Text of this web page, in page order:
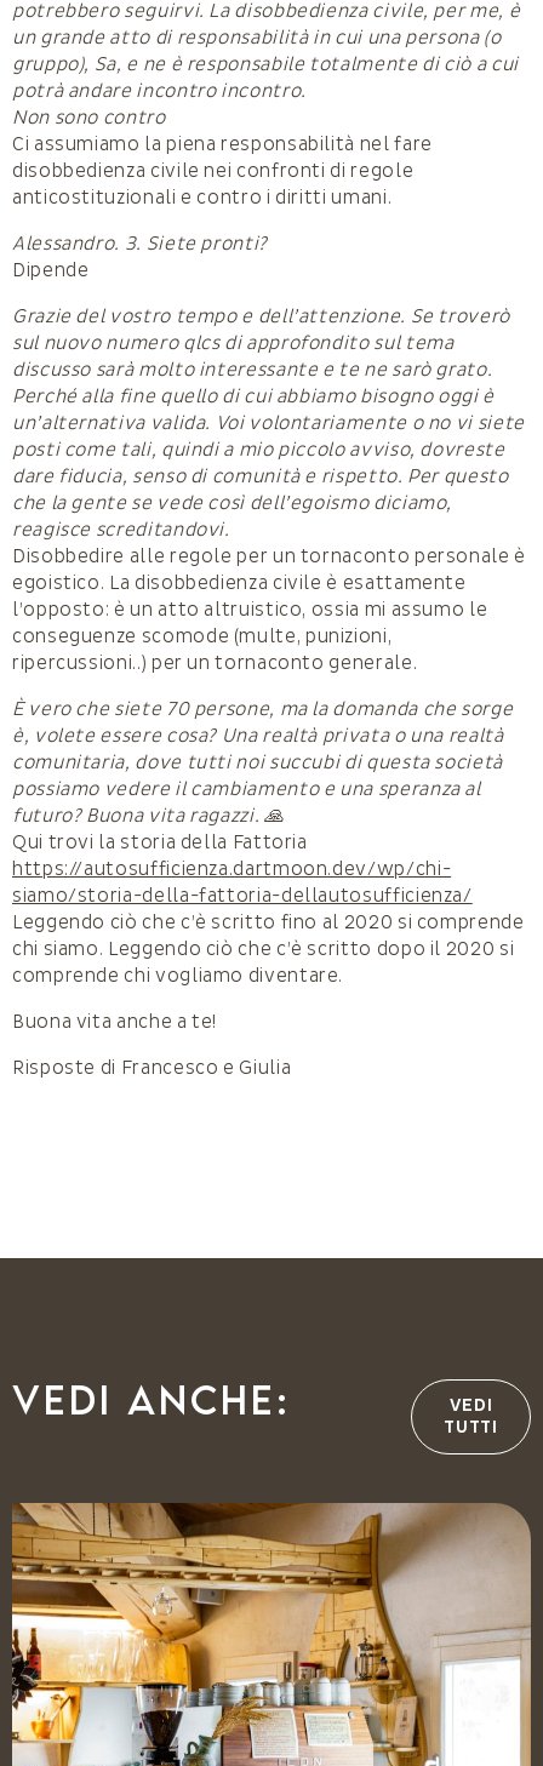
potrebbero seguirvi. La disobbedienza civile, per me, è
un grande atto di responsabilità in cui una persona (o
gruppo), Sa, e ne è responsabile totalmente di ciò a cui
potrà andare incontro incontro.
Non sono contro
Ci assumiamo la piena responsabilità nel fare
disobbedienza civile nei confronti di regole
anticostituzionali e contro i diritti umani.
Alessandro. 3. Siete pronti?
Dipende
Grazie del vostro tempo e dell’attenzione. Se troverò
sul nuovo numero qlcs di approfondito sul tema
discusso sarà molto interessante e te ne sarò grato.
Perché alla fine quello di cui abbiamo bisogno oggi è
un’alternativa valida. Voi volontariamente o no vi siete
posti come tali, quindi a mio piccolo avviso, dovreste
dare fiducia, senso di comunità e rispetto. Per questo
che la gente se vede così dell’egoismo diciamo,
reagisce screditandovi.
Disobbedire alle regole per un tornaconto personale è
egoistico. La disobbedienza civile è esattamente
l’opposto: è un atto altruistico, ossia mi assumo le
conseguenze scomode (multe, punizioni,
ripercussioni..) per un tornaconto generale.
È vero che siete 70 persone, ma la domanda che sorge
è, volete essere cosa? Una realtà privata o una realtà
comunitaria, dove tutti noi succubi di questa società
possiamo vedere il cambiamento e una speranza al
futuro? Buona vita ragazzi. 🙏
Qui trovi la storia della Fattoria
https://autosufficienza.dartmoon.dev/wp/chi-
siamo/storia-della-fattoria-dellautosufficienza/
Leggendo ciò che c’è scritto fino al 2020 si comprende
chi siamo. Leggendo ciò che c’è scritto dopo il 2020 si
comprende chi vogliamo diventare.
Buona vita anche a te!
Risposte di Francesco e Giulia
Vedi anche:
VEDI
TUTTI